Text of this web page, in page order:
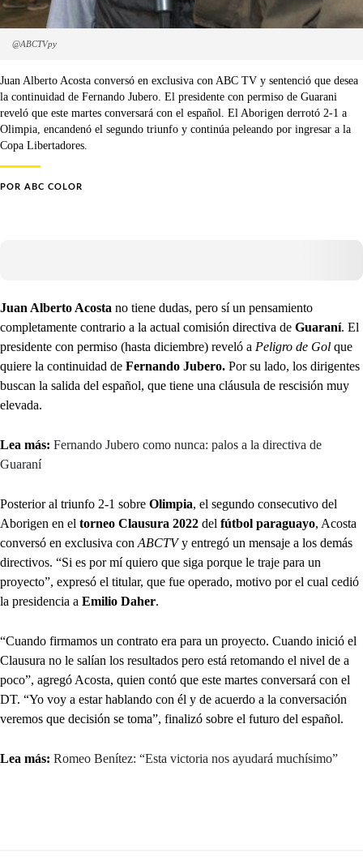
@ABCTVpy
Juan Alberto Acosta conversó en exclusiva con ABC TV y sentenció que desea
la continuidad de Fernando Jubero. El presidente con permiso de Guarani
reveló que este martes conversará con el español. El Aborigen derrotó 2-1 a
Olimpia, encandenó el segundo triunfo y continúa peleando por ingresar a la
Copa Libertadores.
POR ABC COLOR
Juan Alberto Acosta no tiene dudas, pero sí un pensamiento
completamente contrario a la actual comisión directiva de Guaraní. El
presidente con permiso (hasta diciembre) reveló a Peligro de Gol que
quiere la continuidad de Fernando Jubero. Por su lado, los dirigentes
buscan la salida del español, que tiene una cláusula de rescisión muy
elevada.
Lea más: Fernando Jubero como nunca: palos a la directiva de
Guaraní
Posterior al triunfo 2-1 sobre Olimpia, el segundo consecutivo del
Aborigen en el torneo Clausura 2022 del fútbol paraguayo, Acosta
conversó en exclusiva con ABCTVy entregó un mensaje a los demás
directivos. “Si es por mí quiero que siga porque le traje para un
proyecto”, expresó el titular, que fue operado, motivo por el cual cedió
la presidencia a Emilio Daher.
“Cuando firmamos un contrato era para un proyecto. Cuando inició el
Clausura no le salían los resultados pero está retomando el nivel de a
poco”, agregó Acosta, quien contó que este martes conversará con el
DT. “Yo voy a estar hablando con él y de acuerdo a la conversación
veremos que decisión se toma”, finalizó sobre el futuro del español.
Lea más: Romeo Benítez: “Esta victoria nos ayudará muchísimo”